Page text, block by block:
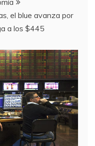
el blue avanza por
a los $445